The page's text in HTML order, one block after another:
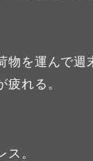
物を運んで週
れる。
ス。